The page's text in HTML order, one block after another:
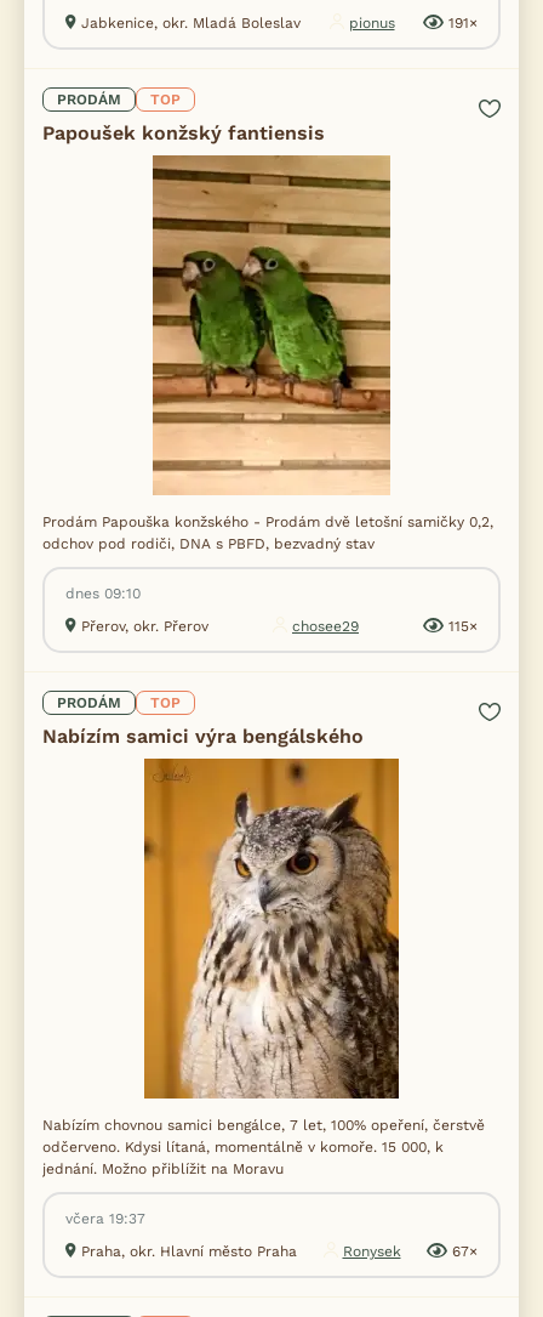
Jabkenice, okr. Mladá Boleslav pionus 191×
PRODÁM TOP
Papoušek konžský fantiensis
Prodám Papouška konžského - Prodám dvě letošní samičky 0,2,
odchov pod rodiči, DNA s PBFD, bezvadný stav
dnes 09:10
Přerov, okr. Přerov
chosee29 115×
PRODÁM TOP
Nabízím samici výra bengálského
Nabízím chovnou samici bengálce, 7 let, 100% opeření, čerstvě
odčerveno. Kdysi lítaná, momentálně v komoře. 15 000, k
jednání. Možno přiblížit na Moravu
včera 19:37
Praha, okr. Hlavní město Praha
Ronysek 67×